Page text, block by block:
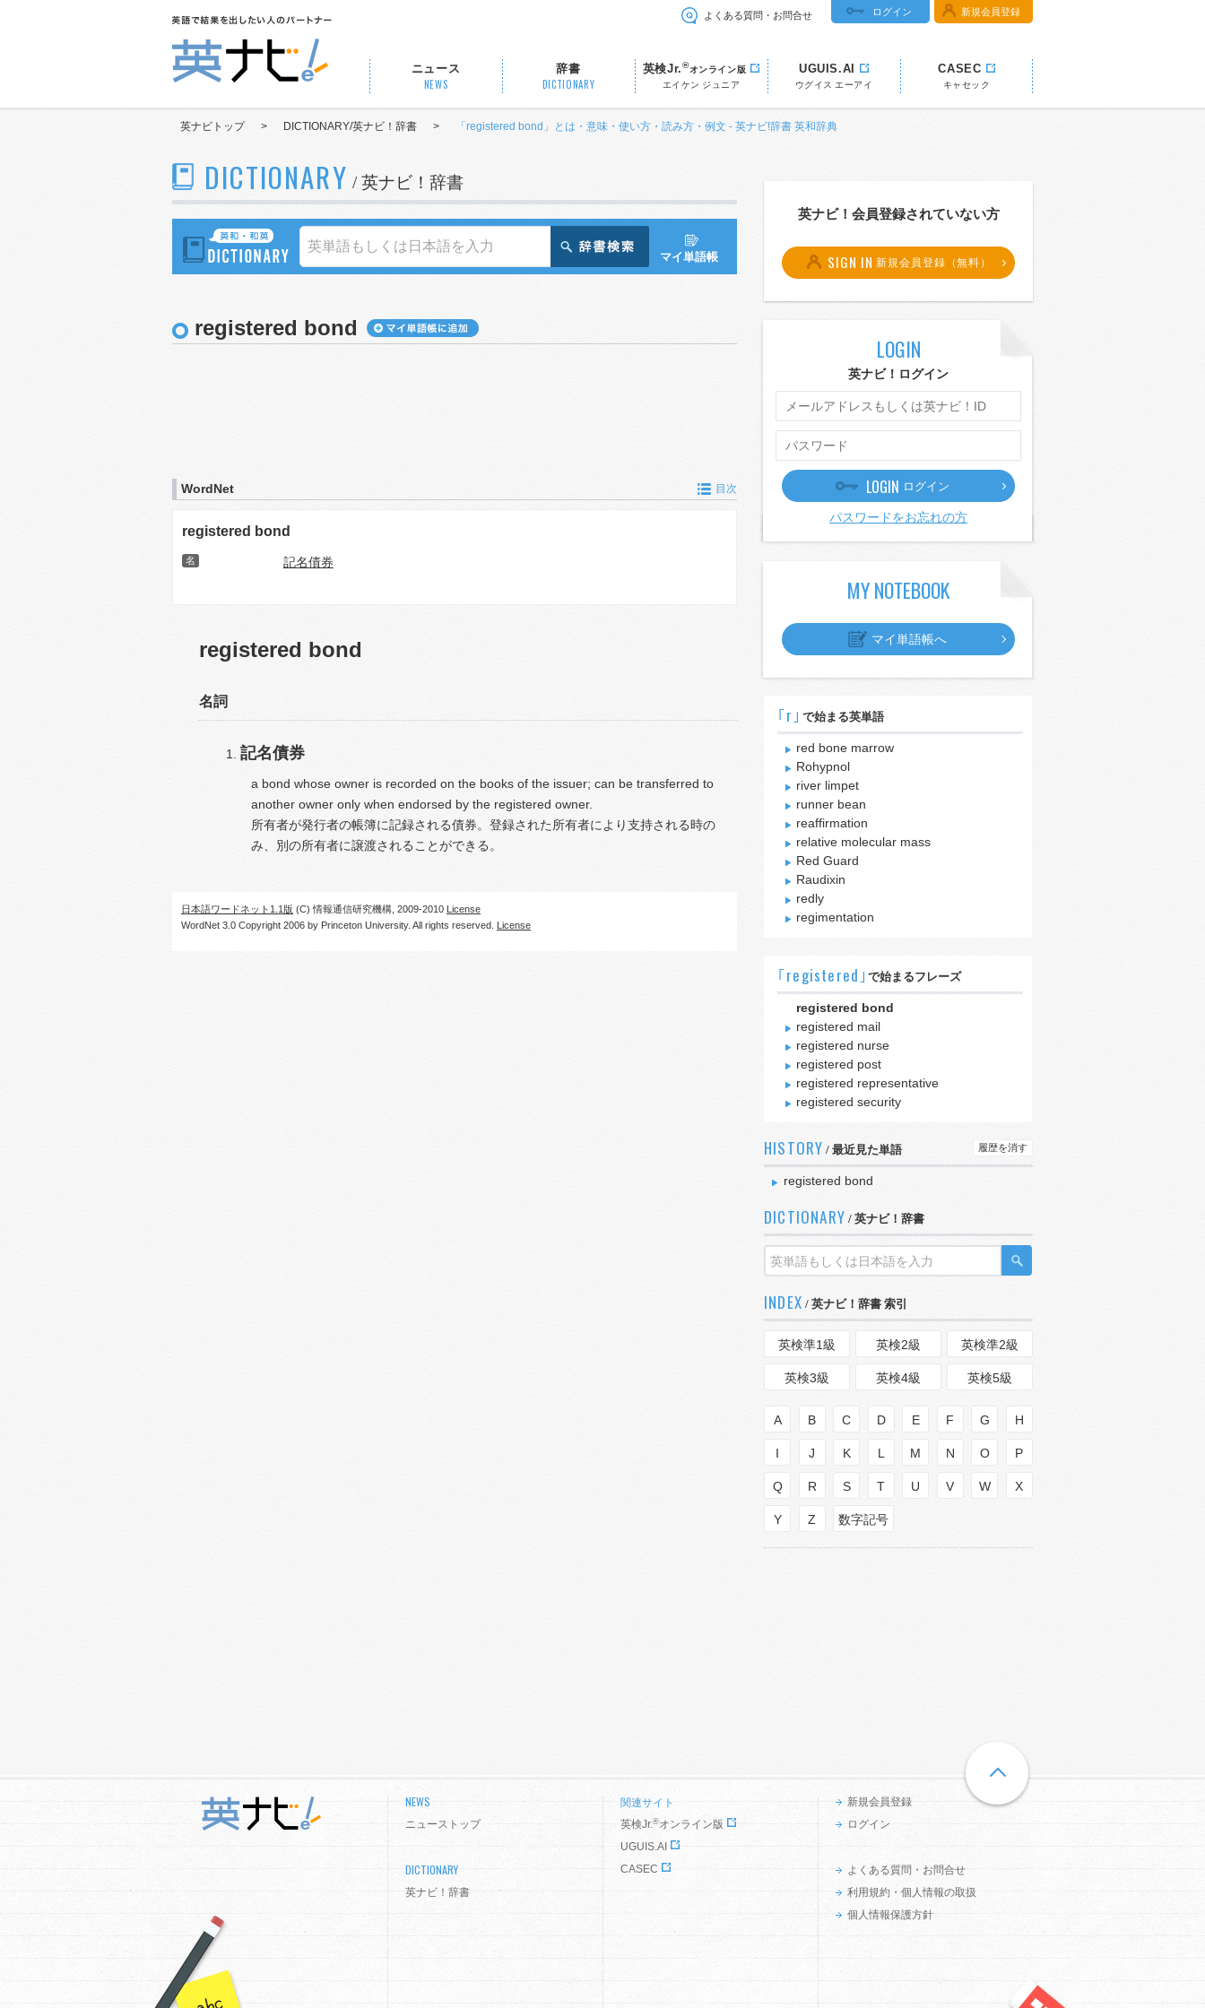
よくある質問・お問合せ ログイン 新規会員登録
ニュース
NEWS
辞書
DICTIONARY
英検Jr.®オンライン版
エイケン ジュニア
UGUIS.AI
ウグイス エーアイ
CASEC
キャセック
英ナビトップ > DICTIONARY/英ナビ！辞書 > 「registered bond」とは・意味・使い方・読み方・例文 - 英ナビ!辞書 英和辞典
DICTIONARY / 英ナビ！辞書
マイ単語帳
registered bond
WordNet 目次
registered bond
名 記名債券
registered bond
名詞
記名債券
a bond whose owner is recorded on the books of the issuer; can be transferred to
another owner only when endorsed by the registered owner.
所有者が発行者の帳簿に記録される債券。登録された所有者により支持される時の
み、別の所有者に譲渡されることができる。
日本語ワードネット1.1版 (C) 情報通信研究機構, 2009-2010 License
WordNet 3.0 Copyright 2006 by Princeton University. All rights reserved. License
英ナビ！会員登録されていない方
SIGN IN 新規会員登録（無料）
LOGIN
英ナビ！ログイン
LOGIN ログイン
パスワードをお忘れの方
MY NOTEBOOK
マイ単語帳へ
｢r｣ で始まる英単語
red bone marrow
Rohypnol
river limpet
runner bean
reaffirmation
relative molecular mass
Red Guard
Raudixin
redly
regimentation
｢registered｣で始まるフレーズ
registered bond
registered mail
registered nurse
registered post
registered representative
registered security
HISTORY / 最近見た単語 履歴を消す
registered bond
DICTIONARY / 英ナビ！辞書
INDEX / 英ナビ！辞書 索引
英検準1級 英検2級 英検準2級
英検3級 英検4級 英検5級
A B C D E F G H
I J K L M N O P
Q R S T U V W X
Y Z 数字記号
NEWS
ニューストップ
DICTIONARY
英ナビ！辞書
関連サイト
英検Jr.®オンライン版
UGUIS.AI
CASEC
新規会員登録
ログイン
よくある質問・お問合せ
利用規約・個人情報の取扱
個人情報保護方針